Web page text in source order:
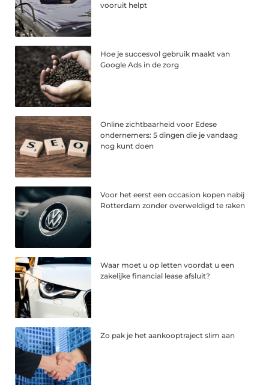
vooruit helpt
Hoe je succesvol gebruik maakt van
Google Ads in de zorg
Online zichtbaarheid voor Edese
ondernemers: 5 dingen die je vandaag
nog kunt doen
Voor het eerst een occasion kopen nabij
Rotterdam zonder overweldigd te raken
Waar moet u op letten voordat u een
zakelijke financial lease afsluit?
Zo pak je het aankooptraject slim aan